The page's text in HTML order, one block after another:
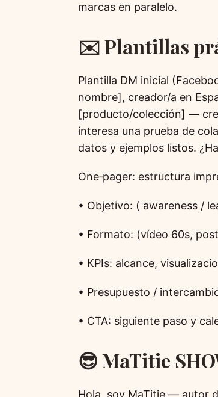
marcas en paralelo.
✉️ Plantillas
Plantilla DM inicial
nombre], creador/a en
[producto/colección] —
interesa una prueba de
datos y ejemplos listos.
One‑pager: estructura
• Objetivo: ( awareness /
• Formato: (vídeo 60s,
• KPIs: alcance,
• Presupuesto /
• CTA: siguiente paso y
😎 MaTitie
Hola, soy MaTitie — autor